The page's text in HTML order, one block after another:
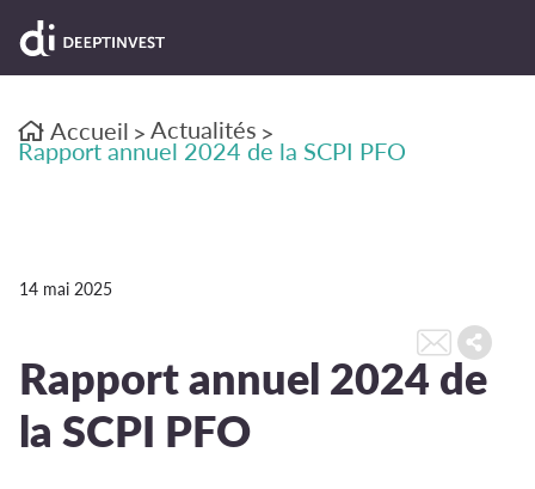
Accueil > Actualités >
Rapport annuel 2024 de la SCPI PFO
14 mai 2025
Rapport annuel 2024 de
la SCPI PFO